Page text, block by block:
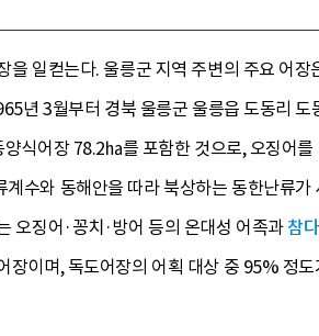
일컫는다. 울릉군 지역 주변의 주요 어장
년 3월부터 경북 울릉군 울릉읍 도동리
식어장 78.2㏊를 포함한 것으로, 오징어
수와 동해안을 따라 북상하는 동한난류
오징어·꽁치·방어 등의 온대성 어족과참
이며, 독도어장의 어획 대상 중 95% 정